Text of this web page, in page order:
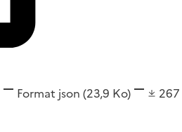
Format json (23,9 Ko) 267